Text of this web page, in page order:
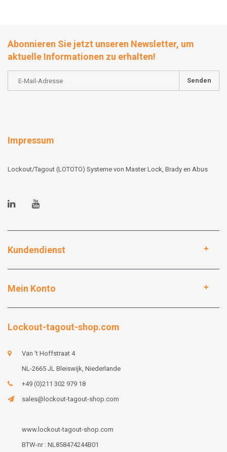
Abonnieren Sie jetzt unseren Newsletter, um
aktuelle Informationen zu erhalten!
Senden
Impressum
Lockout/Tagout (LOTOTO) Systeme von Master Lock, Brady en Abus
Kundendienst
Mein Konto
Lockout-tagout-shop.com
Van 't Hoffstraat 4
NL-2665 JL Bleiswijk, Niederlande
+49 (0)211 302 979 18
sales@lockout-tagout-shop.com
www.lockout-tagout-shop.com
BTW-nr : NL858474244B01